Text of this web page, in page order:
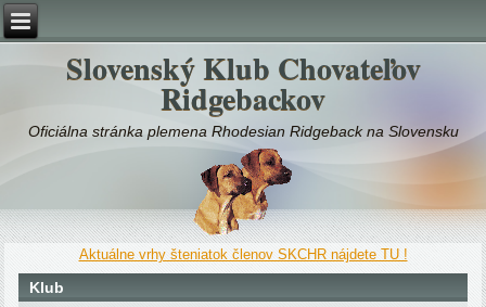
Slovenský Klub Chovateľov
Ridgebackov
Oficiálna stránka plemena Rhodesian Ridgeback na Slovensku
Aktuálne vrhy šteniatok členov SKCHR nájdete TU !
Klub